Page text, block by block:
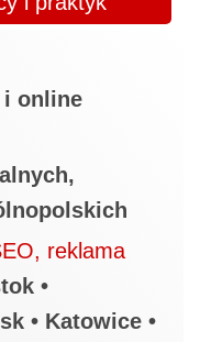
i online
reklama
•
• Katowice •